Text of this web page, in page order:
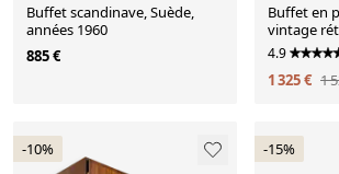
Buffet scandinave, Suède,
années 1960
885 €
Buffet en
vintage
par
4.9
1 325 € 1
-10% -15%